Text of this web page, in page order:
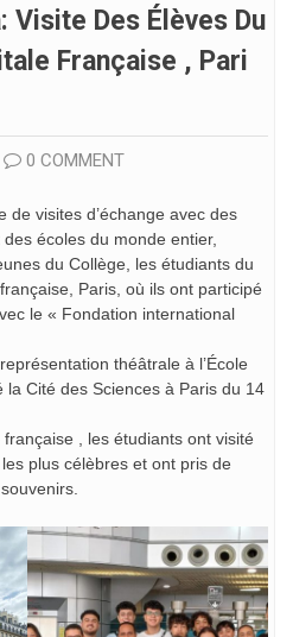
Visite Des Élèves Du
Française , Pari
0 COMMENT
de visites d’échange avec des
écoles du monde entier,
du Collège, les étudiants du
Paris, où ils ont participé
le « Fondation international
théâtrale à l’École
la Cité des Sciences à Paris du 14
, les étudiants ont visité
plus célèbres et ont pris de